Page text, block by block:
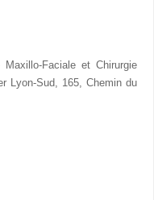
Faciale et Chirurgie
Lyon-Sud, 165, Chemin du